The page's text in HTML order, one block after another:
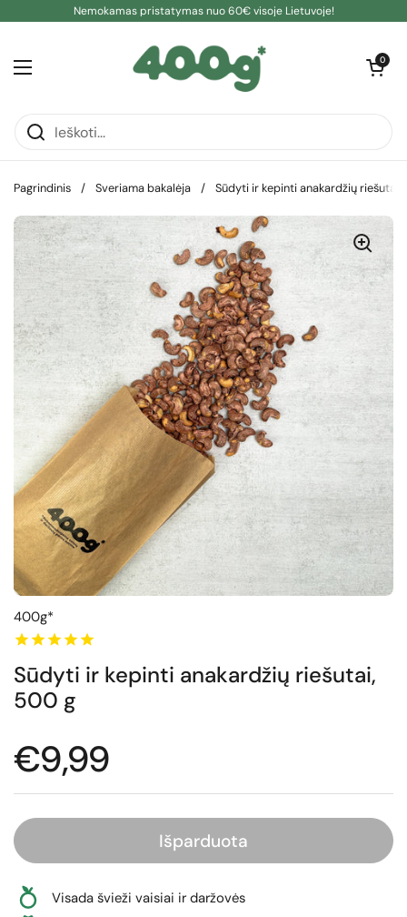
Pereiti prie turinioNemokamas pristatymas nuo 60€ visoje Lietuvoje!
Atidaryti meniu
Atidaryti
0
Pagrindinis / Sveriama bakalėja / Sūdyti ir kepinti anakardžių riešutai,
400g*
Sūdyti ir kepinti anakardžių riešutai,
500 g
Normali kaina
€9,99
Išparduota
Visada švieži vaisiai ir daržovės